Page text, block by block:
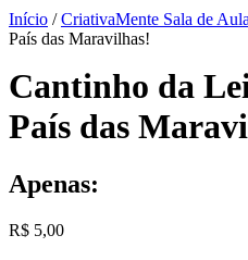
Início /CriativaMente Sala de Aula
País das Maravilhas!
Cantinho da
País das
Apenas:
R$ 5,00